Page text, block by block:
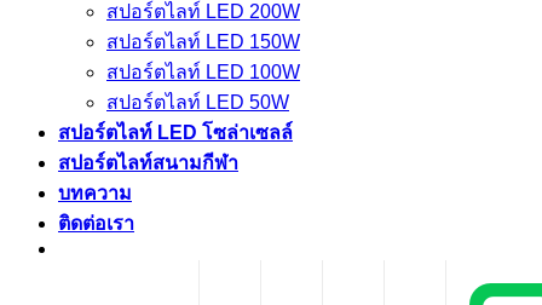
สปอร์ตไลท์ LED 200W
สปอร์ตไลท์ LED 150W
สปอร์ตไลท์ LED 100W
สปอร์ตไลท์ LED 50W
สปอร์ตไลท์ LED โซล่าเซลล์
สปอร์ตไลท์สนามกีฬา
บทความ
ติดต่อเรา